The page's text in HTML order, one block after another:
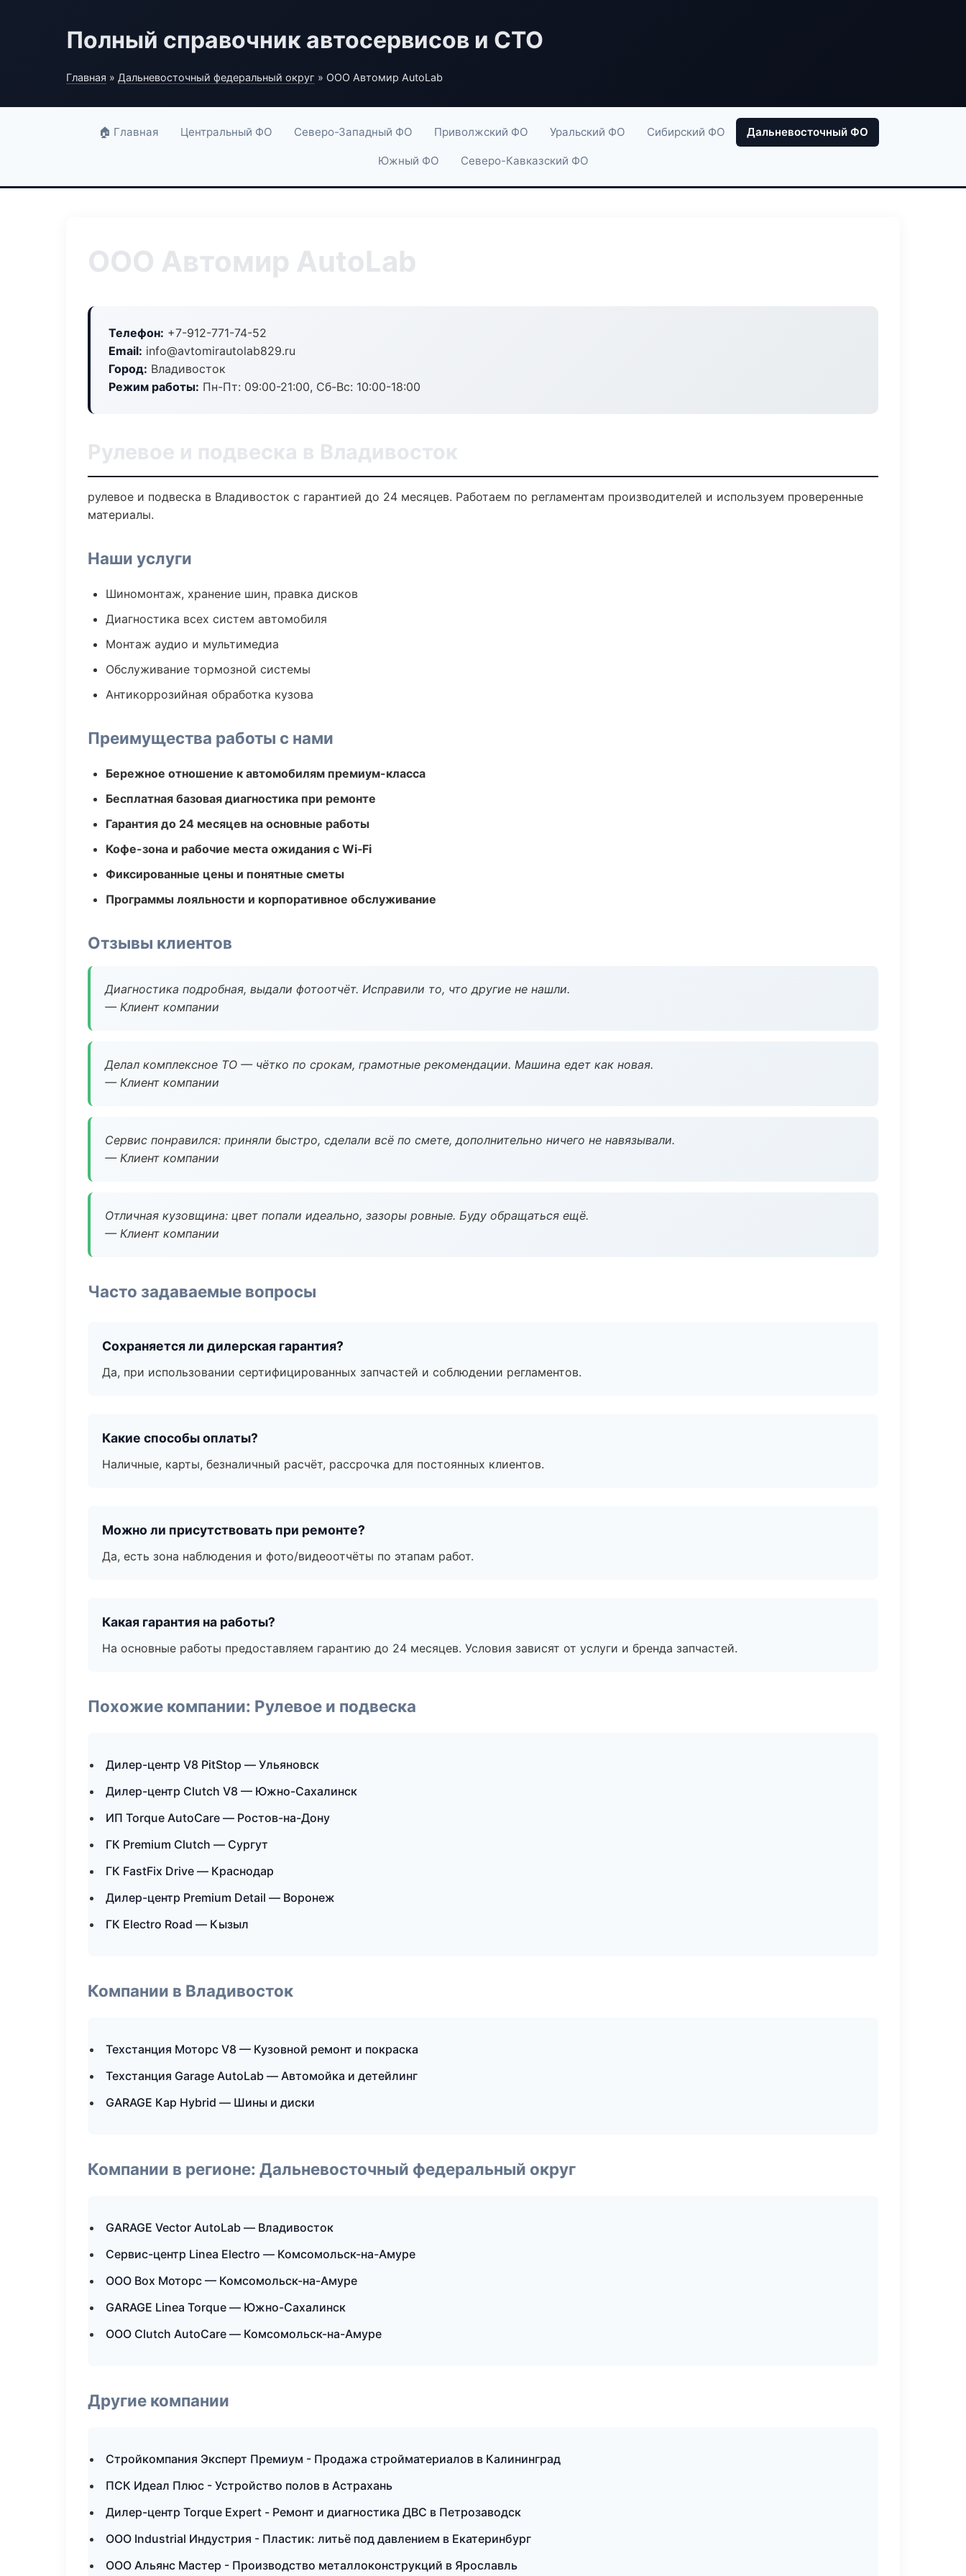
Полный справочник автосервисов и СТО
Главная » Дальневосточный федеральный округ » ООО Автомир AutoLab
🏠 Главная Центральный ФО Северо-Западный ФО Приволжский ФО Уральский ФО Сибирский ФО Дальневосточный ФО
Южный ФО Северо-Кавказский ФО
ООО Автомир AutoLab
Телефон: +7-912-771-74-52
Email: info@avtomirautolab829.ru
Город: Владивосток
Режим работы: Пн-Пт: 09:00-21:00, Сб-Вс: 10:00-18:00
Рулевое и подвеска в Владивосток
рулевое и подвеска в Владивосток с гарантией до 24 месяцев. Работаем по регламентам производителей и используем проверенные
материалы.
Наши услуги
Шиномонтаж, хранение шин, правка дисков
Диагностика всех систем автомобиля
Монтаж аудио и мультимедиа
Обслуживание тормозной системы
Антикоррозийная обработка кузова
Преимущества работы с нами
Бережное отношение к автомобилям премиум-класса
Бесплатная базовая диагностика при ремонте
Гарантия до 24 месяцев на основные работы
Кофе-зона и рабочие места ожидания с Wi‑Fi
Фиксированные цены и понятные сметы
Программы лояльности и корпоративное обслуживание
Отзывы клиентов
Диагностика подробная, выдали фотоотчёт. Исправили то, что другие не нашли.
— Клиент компании
Делал комплексное ТО — чётко по срокам, грамотные рекомендации. Машина едет как новая.
— Клиент компании
Сервис понравился: приняли быстро, сделали всё по смете, дополнительно ничего не навязывали.
— Клиент компании
Отличная кузовщина: цвет попали идеально, зазоры ровные. Буду обращаться ещё.
— Клиент компании
Часто задаваемые вопросы
Сохраняется ли дилерская гарантия?
Да, при использовании сертифицированных запчастей и соблюдении регламентов.
Какие способы оплаты?
Наличные, карты, безналичный расчёт, рассрочка для постоянных клиентов.
Можно ли присутствовать при ремонте?
Да, есть зона наблюдения и фото/видеоотчёты по этапам работ.
Какая гарантия на работы?
На основные работы предоставляем гарантию до 24 месяцев. Условия зависят от услуги и бренда запчастей.
Похожие компании: Рулевое и подвеска
Дилер-центр V8 PitStop — Ульяновск
Дилер-центр Clutch V8 — Южно-Сахалинск
ИП Torque AutoCare — Ростов-на-Дону
ГК Premium Clutch — Сургут
ГК FastFix Drive — Краснодар
Дилер-центр Premium Detail — Воронеж
ГК Electro Road — Кызыл
Компании в Владивосток
Техстанция Моторс V8 — Кузовной ремонт и покраска
Техстанция Garage AutoLab — Автомойка и детейлинг
GARAGE Кар Hybrid — Шины и диски
Компании в регионе: Дальневосточный федеральный округ
GARAGE Vector AutoLab — Владивосток
Сервис-центр Linea Electro — Комсомольск-на-Амуре
ООО Box Моторс — Комсомольск-на-Амуре
GARAGE Linea Torque — Южно-Сахалинск
ООО Clutch AutoCare — Комсомольск-на-Амуре
Другие компании
Стройкомпания Эксперт Премиум - Продажа стройматериалов в Калининград
ПСК Идеал Плюс - Устройство полов в Астрахань
Дилер-центр Torque Expert - Ремонт и диагностика ДВС в Петрозаводск
ООО Industrial Индустрия - Пластик: литьё под давлением в Екатеринбург
ООО Альянс Мастер - Производство металлоконструкций в Ярославль